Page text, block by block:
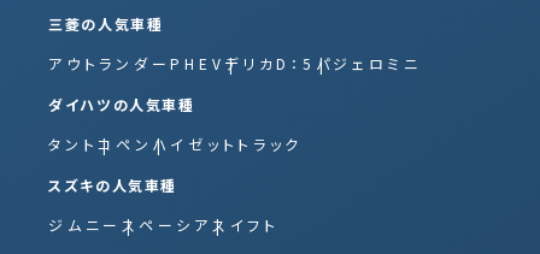
三菱の人気車種
アウトランダーPHEV デリカD：5 パジェロミニ
ダイハツの人気車種
タントコペン ハイゼットトラック
スズキの人気車種
ジムニースペーシア スイフト